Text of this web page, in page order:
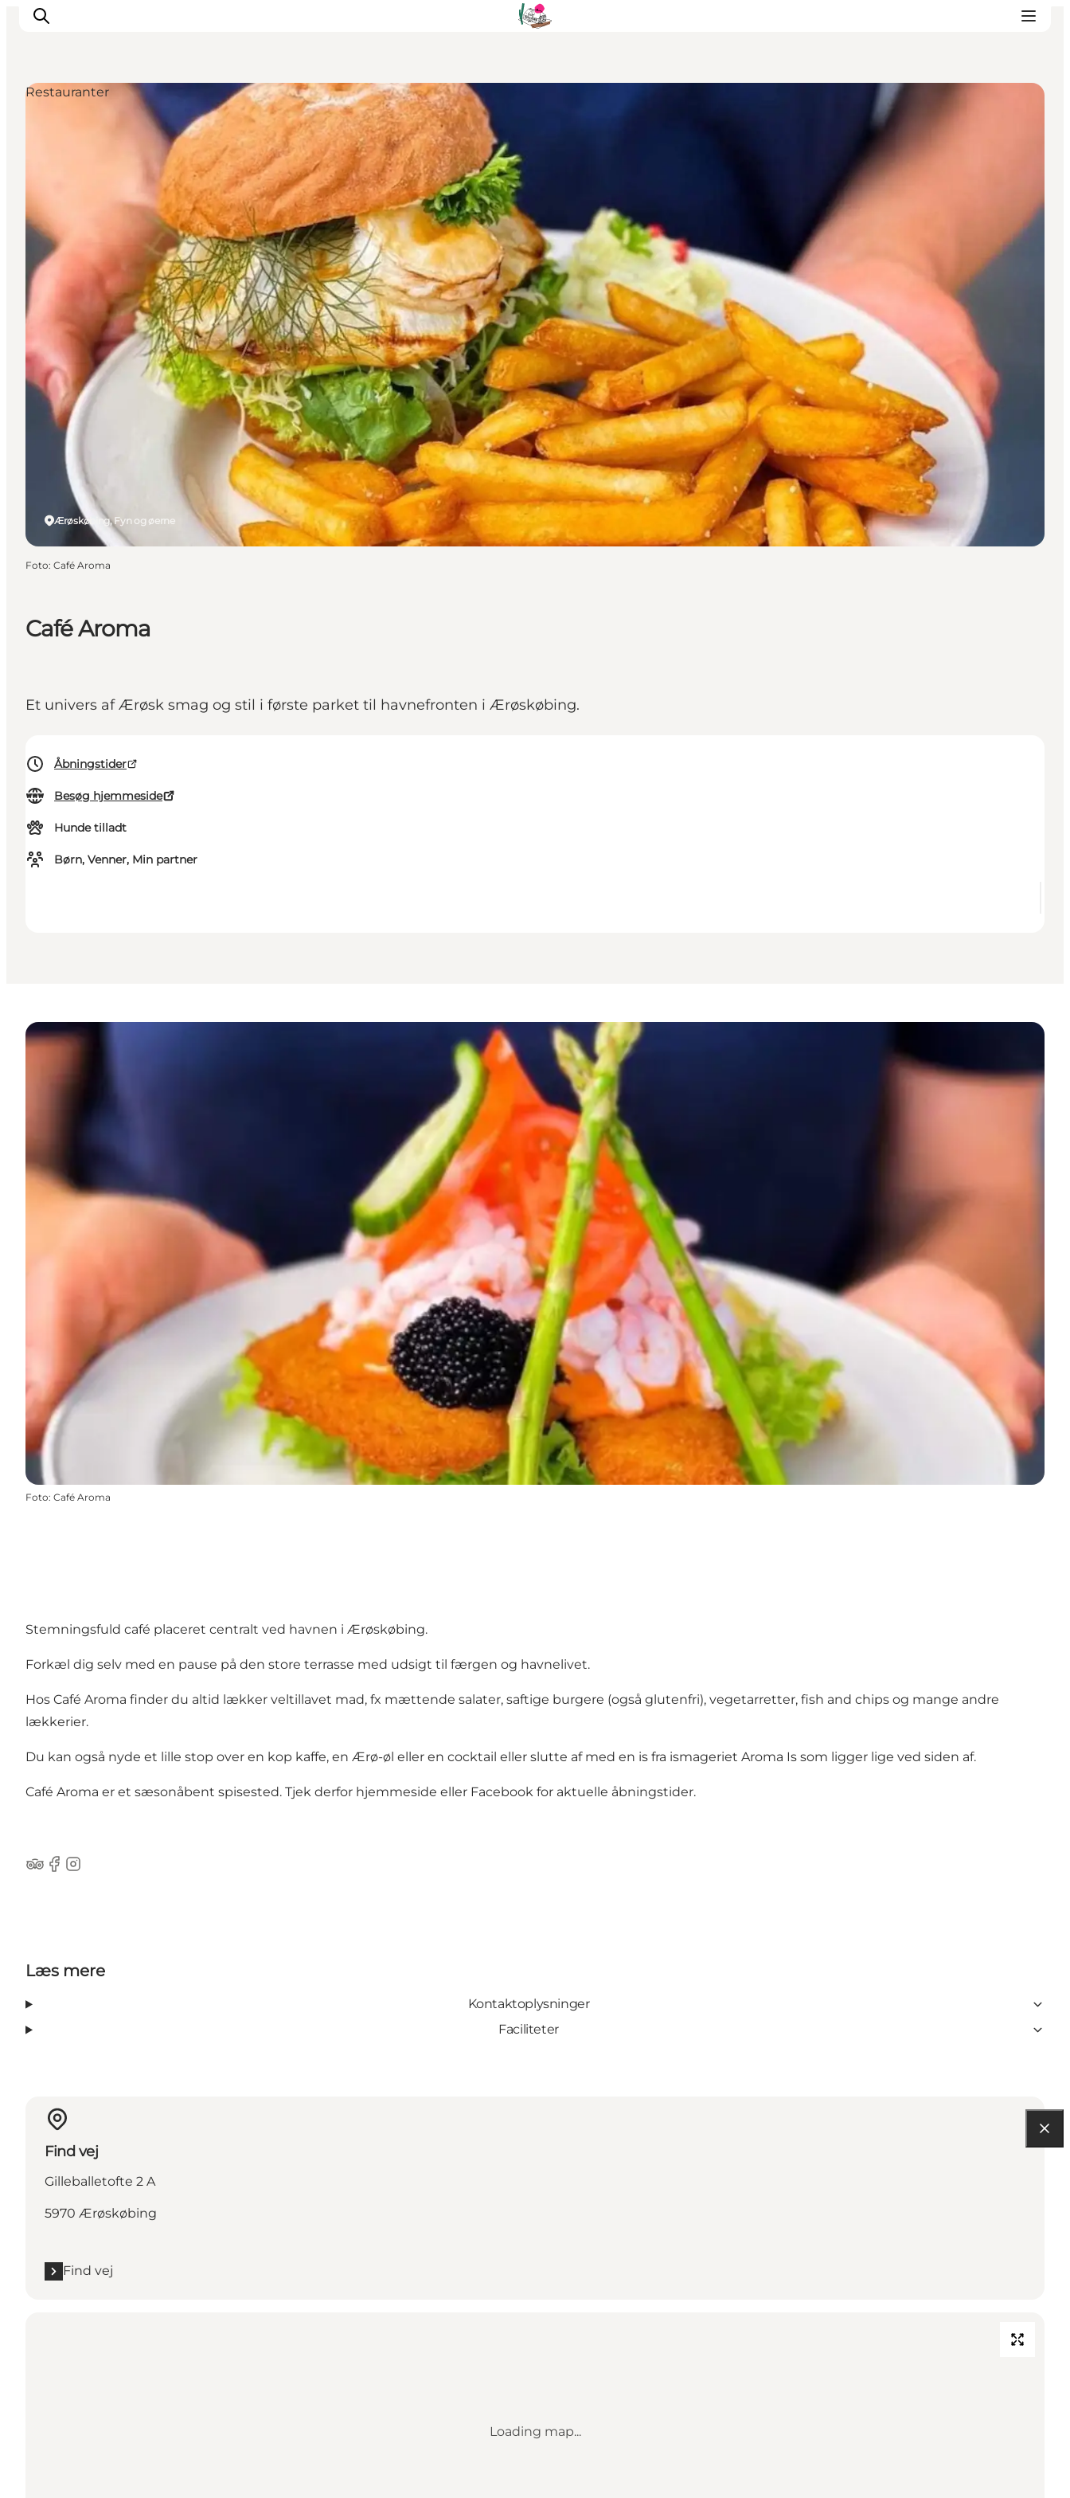
Geopark Besøgscenter
Om Søbygaard
Det sker
Café Aroma
Et univers af Ærøsk smag og stil i første parket til havnefronten i Ærøskøbing.
Åbningstider
Besøg hjemmeside
Hunde tilladt
Børn, Venner, Min partner
Ærøskøbing, Fyn og øerne
Restauranter
Foto: Café Aroma
Foto: Café Aroma
Stemningsfuld café placeret centralt ved havnen i Ærøskøbing.
Forkæl dig selv med en pause på den store terrasse med udsigt til færgen og havnelivet.
Hos Café Aroma finder du altid lækker veltillavet mad, fx mættende salater, saftige burgere (også glutenfri), vegetarretter, fish and chips og mange andre
lækkerier.
Du kan også nyde et lille stop over en kop kaffe, en Ærø-øl eller en cocktail eller slutte af med en is fra ismageriet Aroma Is som ligger lige ved siden af.
Café Aroma er et sæsonåbent spisested. Tjek derfor hjemmeside eller Facebook for aktuelle åbningstider.
Tripadvisor
Facebook
Instagram
Læs mere
Kontaktoplysninger
Faciliteter
Find vej
Gilleballetofte 2 A
5970 Ærøskøbing
Find vej
Loading map...